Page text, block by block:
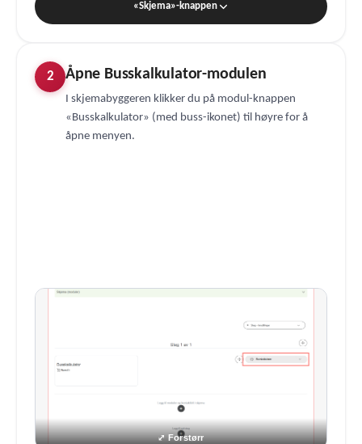
«Skjema»-knappen
2 Åpne Busskalkulator-modulen
I skjemabyggeren klikker du på modul-knappen
«Busskalkulator» (med buss-ikonet) til høyre for å
åpne menyen.